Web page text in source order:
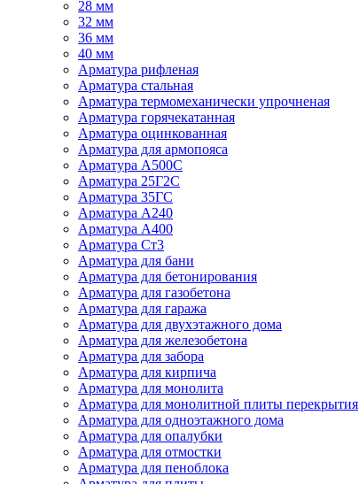
28 мм
32 мм
36 мм
40 мм
Арматура рифленая
Арматура стальная
Арматура термомеханически упрочненая
Арматура горячекатанная
Арматура оцинкованная
Арматура для армопояса
Арматура A500С
Арматура 25Г2С
Арматура 35ГС
Арматура А240
Арматура А400
Арматура Ст3
Арматура для бани
Арматура для бетонирования
Арматура для газобетона
Арматура для гаража
Арматура для двухэтажного дома
Арматура для железобетона
Арматура для забора
Арматура для кирпича
Арматура для монолита
Арматура для монолитной плиты перекрытия
Арматура для одноэтажного дома
Арматура для опалубки
Арматура для отмостки
Арматура для пеноблока